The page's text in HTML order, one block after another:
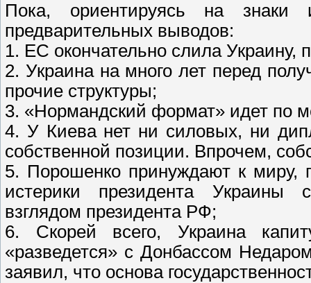
Пока, ориентируясь на знаки
предварительных выводов:
1. ЕС окончательно слила Украину,
2. Украина на много лет перед
прочие структуры;
3. «Нормандский формат» идет по
4. У Киева нет ни силовых, ни
собственной позиции. Впрочем,
5. Порошенко принуждают к
истерики президента
взглядом президента РФ;
6. Скорей всего, Украина
«разведется» с Донбассом
заявил, что основа